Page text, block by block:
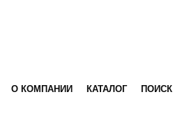
О КОМПАНИИ КАТАЛОГ ПОИСК